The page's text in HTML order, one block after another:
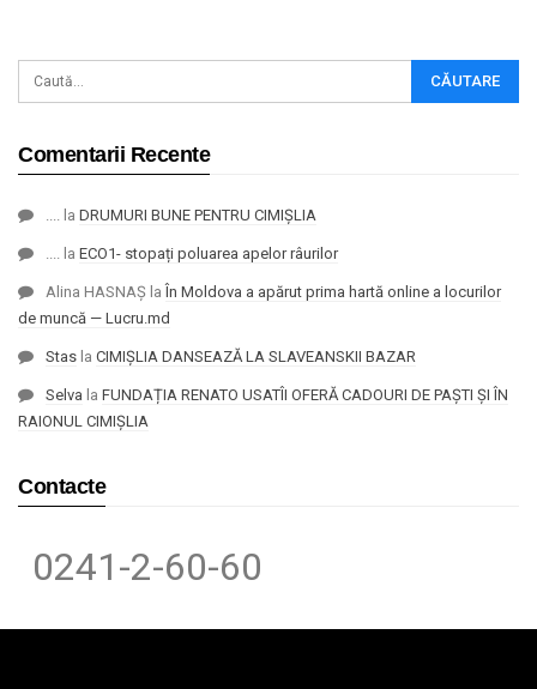
Comentarii Recente
.... la DRUMURI BUNE PENTRU CIMIȘLIA
.... la ECO1- stopați poluarea apelor râurilor
Alina HASNAȘ la În Moldova a apărut prima hartă online a locurilor
de muncă — Lucru.md
Stas la CIMIȘLIA DANSEAZĂ LA SLAVEANSKII BAZAR
Selva la FUNDAȚIA RENATO USATÎI OFERĂ CADOURI DE PAȘTI ȘI ÎN
RAIONUL CIMIȘLIA
Contacte
0241-2-60-60